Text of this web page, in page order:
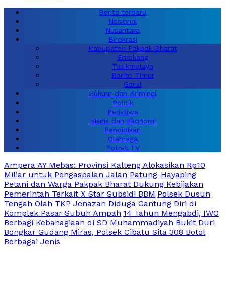
Berita terbaru
Nasional
Nusantara
Birokrasi
Kabupaten Pakpak Bharat
Enrekang
Tasikmalaya
Barito Timur
Garut
Hukum dan Kriminal
Politik
Peristiwa
Bisnis dan Ekonomi
Pendidikan
Olahraga
Potret TV
Ampera AY Mebas: Provinsi Kalteng Alokasikan Rp10
Miliar untuk Pengaspalan Jalan Patung-Hayaping
Petani dan Warga Pakpak Bharat Dukung Kebijakan
Pemerintah Terkait X Star Subsidi BBM Polsek Dusun
Tengah Olah TKP Jenazah Diduga Gantung Diri di
Komplek Pasar Subuh Ampah 14 Tahun Mengabdi, IWO
Berbagi Kebahagiaan di SD Muhammadiyah Bukit Duri
Bongkar Gudang Miras, Polsek Cibatu Sita 308 Botol
Berbagai Jenis